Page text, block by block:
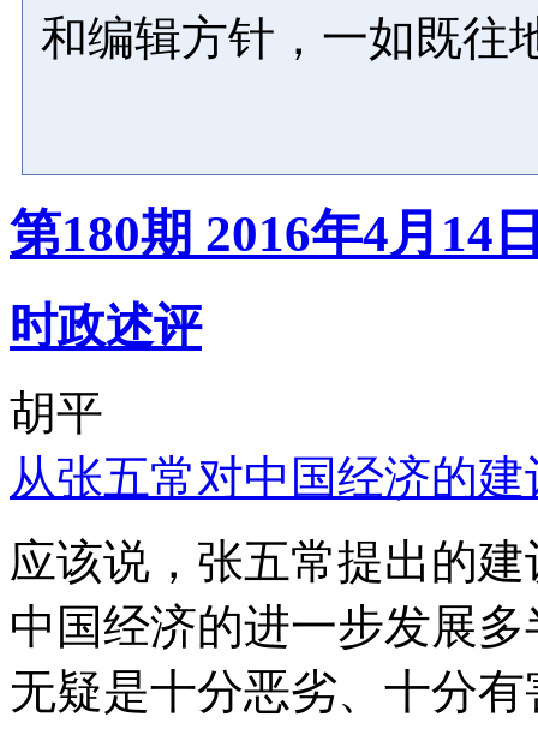
和编辑方针，一如既往
第180期 2016年4月14
时政述评
胡平
从张五常对中国经济的
应该说，张五常提出的
中国经济的进一步发展
无疑是十分恶劣、十分